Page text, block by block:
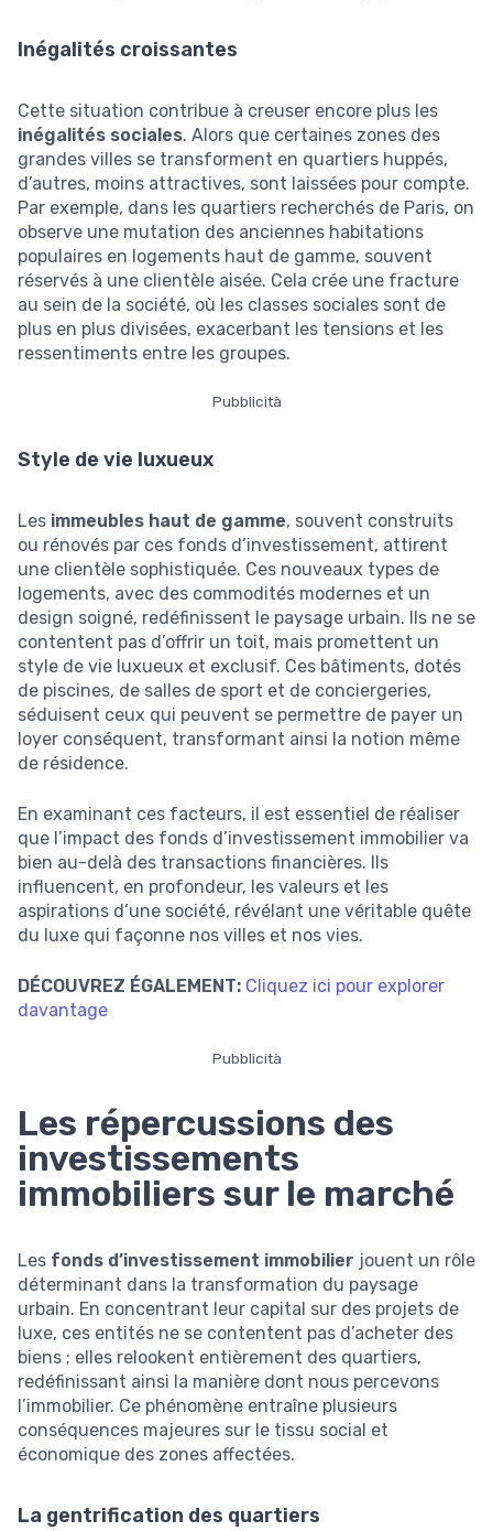
Inégalités croissantes
Cette situation contribue à creuser encore plus les
inégalités sociales. Alors que certaines zones des
grandes villes se transforment en quartiers huppés,
d’autres, moins attractives, sont laissées pour compte.
Par exemple, dans les quartiers recherchés de Paris, on
observe une mutation des anciennes habitations
populaires en logements haut de gamme, souvent
réservés à une clientèle aisée. Cela crée une fracture
au sein de la société, où les classes sociales sont de
plus en plus divisées, exacerbant les tensions et les
ressentiments entre les groupes.
Pubblicità
Style de vie luxueux
Les immeubles haut de gamme, souvent construits
ou rénovés par ces fonds d’investissement, attirent
une clientèle sophistiquée. Ces nouveaux types de
logements, avec des commodités modernes et un
design soigné, redéfinissent le paysage urbain. Ils ne se
contentent pas d’offrir un toit, mais promettent un
style de vie luxueux et exclusif. Ces bâtiments, dotés
de piscines, de salles de sport et de conciergeries,
séduisent ceux qui peuvent se permettre de payer un
loyer conséquent, transformant ainsi la notion même
de résidence.
En examinant ces facteurs, il est essentiel de réaliser
que l’impact des fonds d’investissement immobilier va
bien au-delà des transactions financières. Ils
influencent, en profondeur, les valeurs et les
aspirations d’une société, révélant une véritable quête
du luxe qui façonne nos villes et nos vies.
DÉCOUVREZ ÉGALEMENT: Cliquez ici pour explorer
davantage
Pubblicità
Les répercussions des
investissements
immobiliers sur le marché
Les fonds d’investissement immobilier jouent un rôle
déterminant dans la transformation du paysage
urbain. En concentrant leur capital sur des projets de
luxe, ces entités ne se contentent pas d’acheter des
biens ; elles relookent entièrement des quartiers,
redéfinissant ainsi la manière dont nous percevons
l’immobilier. Ce phénomène entraîne plusieurs
conséquences majeures sur le tissu social et
économique des zones affectées.
La gentrification des quartiers